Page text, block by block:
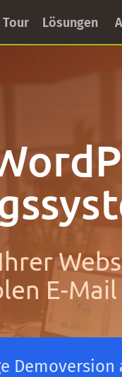
Tour Lösungen
E-
Demoversion